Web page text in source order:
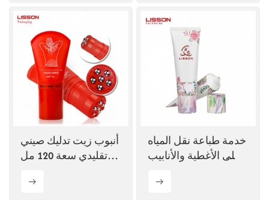
أنبوب زيت تدليك صيني
تقليدي سعة 120 مل
فولاذية
خدمة طباعة نقل المياه
على الأغطية والأنابيب
الطلب